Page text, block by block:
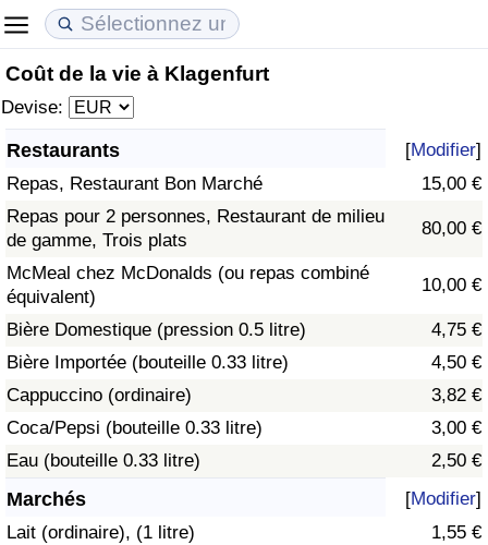
Coût de la vie à Klagenfurt
Devise:
Restaurants [Modifier]
Repas, Restaurant Bon Marché
15,00 €
Repas pour 2 personnes, Restaurant de milieu
de gamme, Trois plats
80,00 €
McMeal chez McDonalds (ou repas combiné
équivalent)
10,00 €
Bière Domestique (pression 0.5 litre)
4,75 €
Bière Importée (bouteille 0.33 litre)
4,50 €
Cappuccino (ordinaire)
3,82 €
Coca/Pepsi (bouteille 0.33 litre)
3,00 €
Eau (bouteille 0.33 litre)
2,50 €
Marchés [Modifier]
Lait (ordinaire), (1 litre)
1,55 €
Coût de la vie
Indice du Coût de la Vie
Indice du coût de la vie par pays
à Akaba
Prix de l'immobilier
Indice des Prix de l'immobilier
Indice des Prix de l'immobilier par Pays
Qualité de Vie
Indice de Qualité de Vie (Actuel)
Indice de qualité de vie par pays
Criminalité
Indice de Criminalité (Actuel)
Indice de Criminalité
Indice de criminalité par pays
Soins de santé